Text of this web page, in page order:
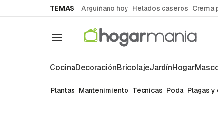
TEMAS Arguiñano hoy Helados caseros Crema
Navegación
CocinaDecoraciónBricolajeJardínHogar
Técnicas
Plantas Mantenimiento Técnicas Poda Plagas